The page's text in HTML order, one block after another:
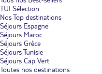
TUI Sélection
Nos Top destinations
Séjours Espagne
Séjours Maroc
Séjours Grèce
Séjours Tunisie
Séjours Cap Vert
Toutes nos destinations